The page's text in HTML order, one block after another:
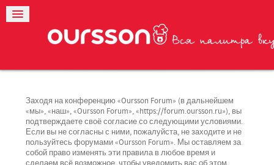
Заходя на конференцию «Oursson Forum» (в дальнейшем
«мы», «наш», «Oursson Forum», «https://forum.oursson.ru»), вы
подтверждаете своё согласие со следующими условиями.
Если вы не согласны с ними, пожалуйста, не заходите и не
пользуйтесь форумами «Oursson Forum». Мы оставляем за
собой право изменять эти правила в любое время и